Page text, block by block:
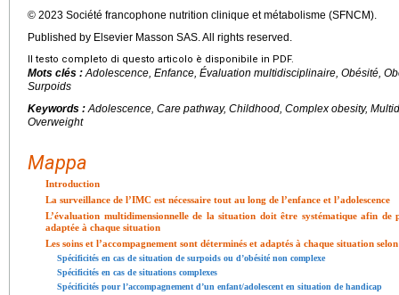
© 2023 Société francophone nutrition clinique et métabolisme (SFNCM).
Published by Elsevier Masson SAS. All rights reserved.
Il testo completo di questo articolo è disponibile in PDF.
Mots clés : Adolescence, Enfance, Évaluation multidisciplinaire, Obésité,
Surpoids
Keywords : Adolescence, Care pathway, Childhood, Complex obesity,
Overweight
Mappa
Introduction
La surveillance de l’IMC est nécessaire tout au long de l’enfance et l’adolescence
L’évaluation multidimensionnelle de la situation doit être systématique afin de
adaptée à chaque situation
Les soins et l’accompagnement sont déterminés et adaptés à chaque situation
Spécificités en cas de situation de surpoids ou d’obésité non complexe
Spécificités en cas de situations complexes
Spécificités pour l’accompagnement d’un enfant/adolescent en situation de handicap